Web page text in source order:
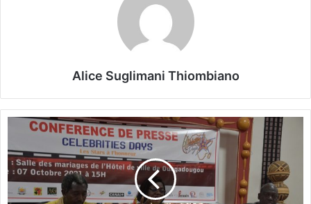
Alice Suglimani Thiombiano
e
l
e
b